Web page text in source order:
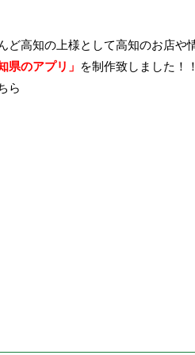
ど高知の上様として高知のお店や
県のアプリ」 を制作致しました！
ら